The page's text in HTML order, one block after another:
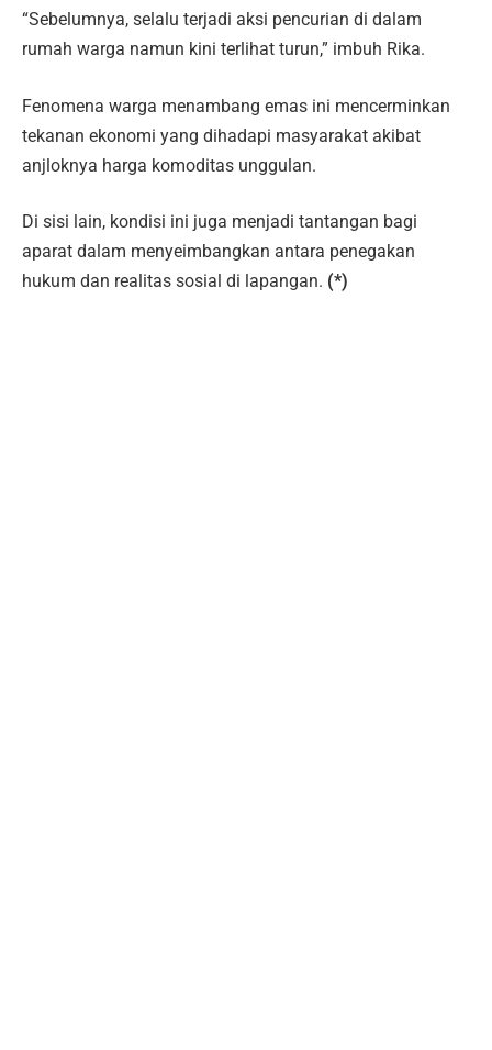
“Sebelumnya, selalu terjadi aksi pencurian di dalam
rumah warga namun kini terlihat turun,” imbuh Rika.
Fenomena warga menambang emas ini mencerminkan
tekanan ekonomi yang dihadapi masyarakat akibat
anjloknya harga komoditas unggulan.
Di sisi lain, kondisi ini juga menjadi tantangan bagi
aparat dalam menyeimbangkan antara penegakan
hukum dan realitas sosial di lapangan. (*)